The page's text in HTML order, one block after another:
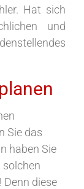
Hat sich
und
Sie das
haben Sie
solchen
Denn diese